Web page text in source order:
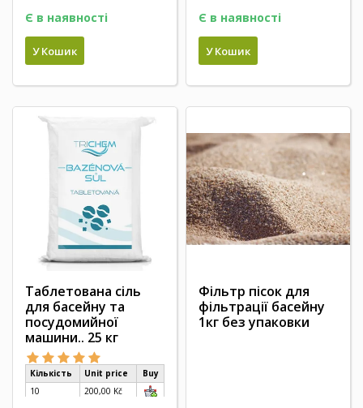
Є в наявності
У Кошик
Є в наявності
У Кошик
Таблетована сіль
для басейну та
посудомийної
машини.. 25 кг
Кількість Unit price
Buy
10
200,00 Kč
Фільтр пісок для
фільтрації басейну
1кг без упаковки